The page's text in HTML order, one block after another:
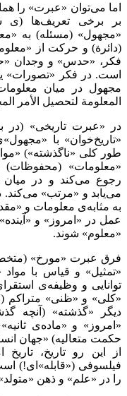
اما می‌توان «عبرت» را
بر برخی تعریف‌ها (ی
«مجهول» (مسئله) به
(دائرة) و حرکت از
فکر، «حدس» و وجدان
است. در فکر «تصورات»
مجهول در میان
المعلومة لتحصیل الأمر
در «عبرت تاریخی» (در
«تاریخ‌خوان» با
طور کلی «ناگذشته»)
«معلومات» (محفوظات)
رجوع می‌کند و در میان
می‌یابد و «مرتب» می‌کند.
به مثابه‌ی معلومات و
عمل در «امروز» و
«معلوم» شوند.
فرق عبرت «مورخ»
«تمثیل» و قیاس با
توانایی و وظیفه‌ی
«کلی» و «ظنی» متراکم
دیگر «گذشته» (آنچه
«امروز» و «ماده‌ی
حکمت متعالیه) «جهان
از این رو تاریخ،
فیلسوفی («قابله»ای!)
را در «علم» و ذهن